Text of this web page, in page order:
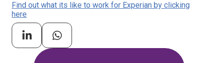
Find out what its like to work for Experian by clicking
here